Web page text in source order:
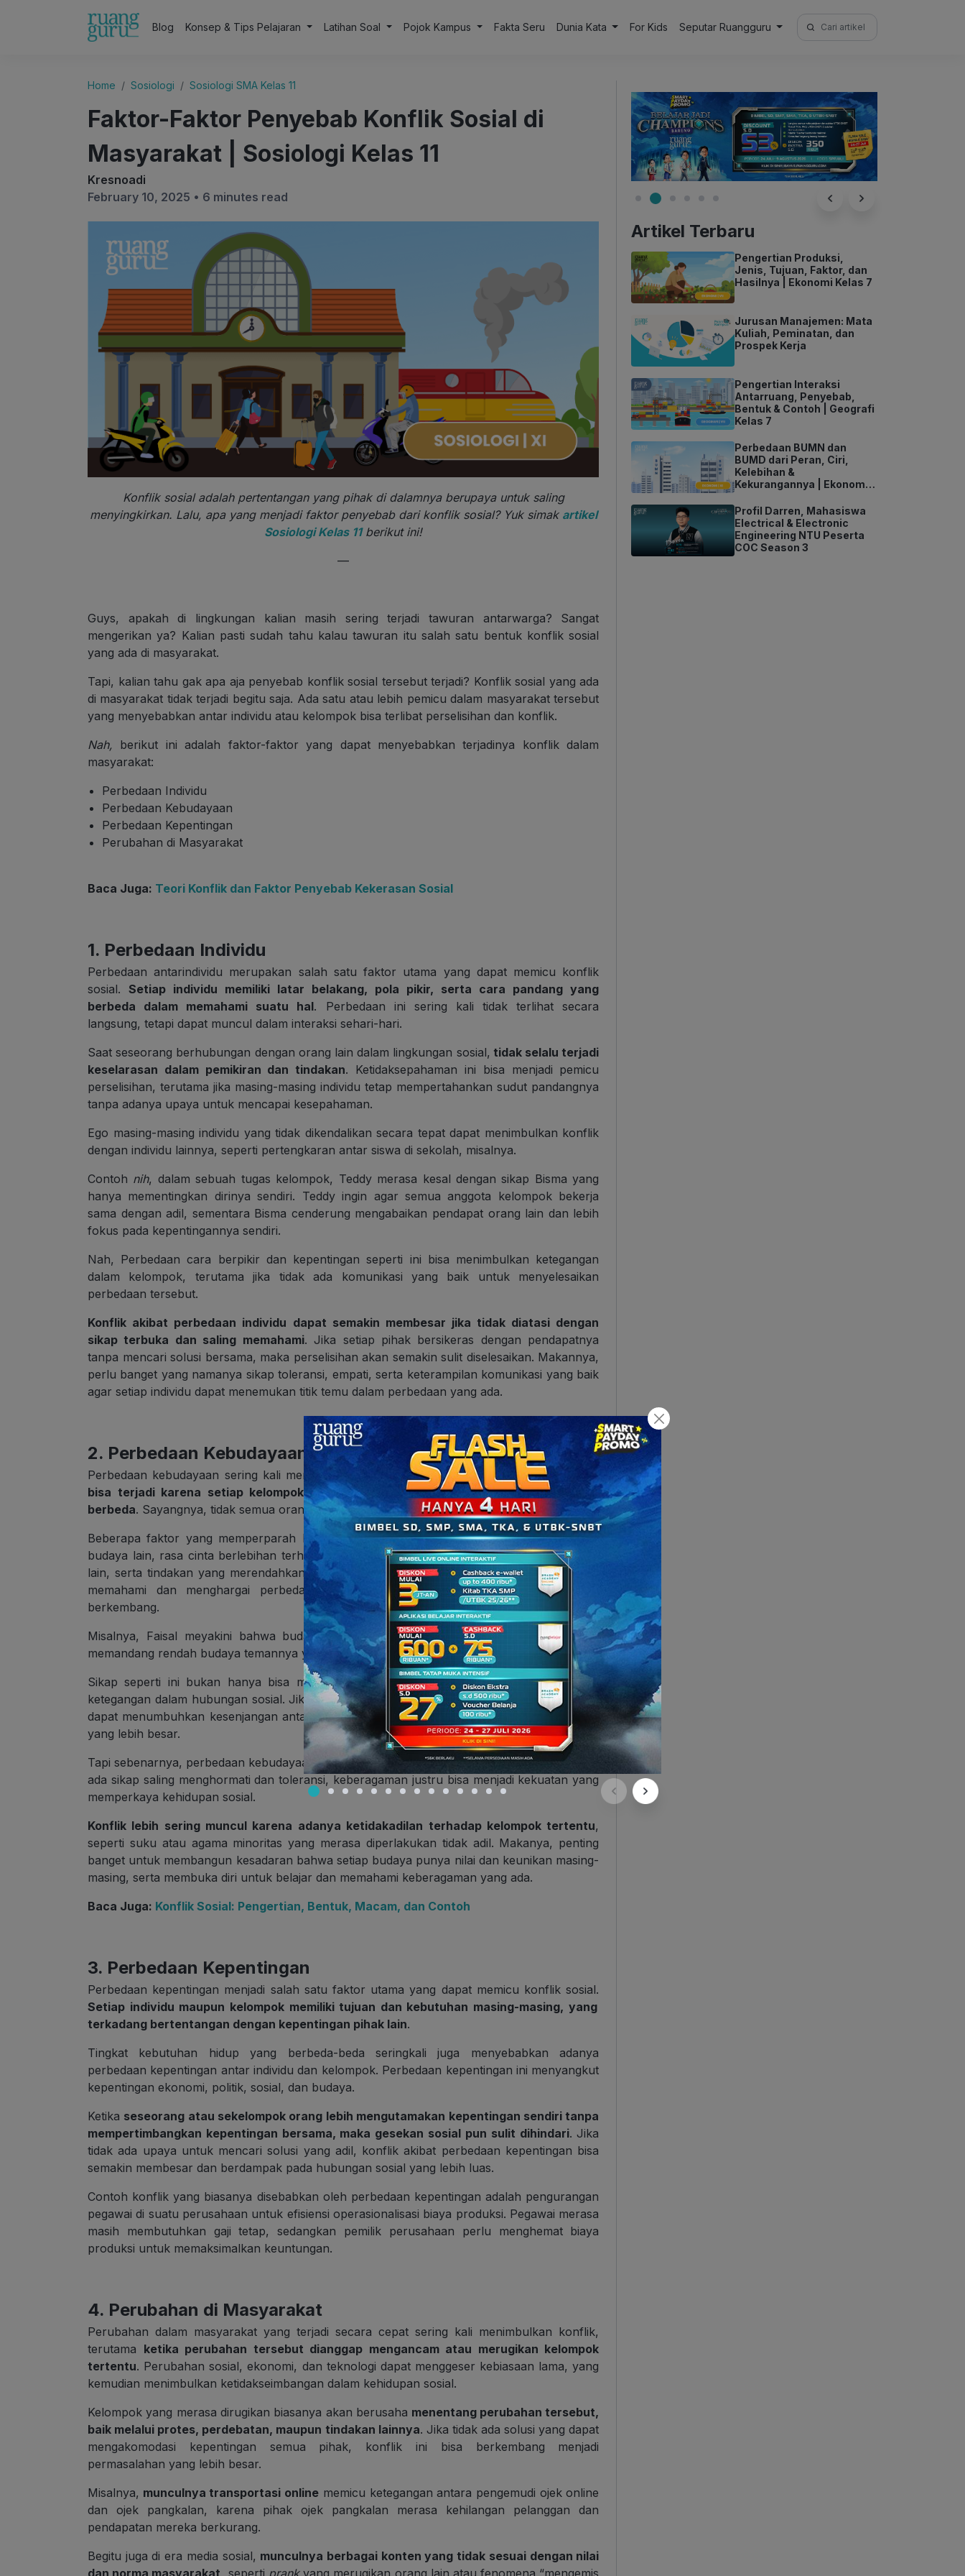
Blog Konsep & Tips Pelajaran Latihan Soal Pojok Kampus Fakta Seru Dunia Kata For Kids Seputar Ruangguru
Search
for:
Home Sosiologi Sosiologi SMA Kelas 11
Faktor-Faktor Penyebab Konflik Sosial di
Masyarakat | Sosiologi Kelas 11
Kresnoadi
February 10, 2025 • 6 minutes read
Konflik sosial adalah pertentangan yang pihak di dalamnya berupaya untuk saling
menyingkirkan. Lalu, apa yang menjadi faktor penyebab dari konflik sosial? Yuk simak artikel
Sosiologi Kelas 11berikut ini!
—
Guys, apakah di lingkungan kalian masih sering terjadi tawuran antarwarga? Sangat
mengerikan ya? Kalian pasti sudah tahu kalau tawuran itu salah satu bentuk konflik sosial
yang ada di masyarakat.
Tapi, kalian tahu gak apa aja penyebab konflik sosial tersebut terjadi? Konflik sosial yang ada
di masyarakat tidak terjadi begitu saja. Ada satu atau lebih pemicu dalam masyarakat tersebut
yang menyebabkan antar individu atau kelompok bisa terlibat perselisihan dan konflik.
Nah, berikut ini adalah faktor-faktor yang dapat menyebabkan terjadinya konflik dalam
masyarakat:
Perbedaan Individu
Perbedaan Kebudayaan
Perbedaan Kepentingan
Perubahan di Masyarakat
Baca Juga: Teori Konflik dan Faktor Penyebab Kekerasan Sosial
1. Perbedaan Individu
Perbedaan antarindividu merupakan salah satu faktor utama yang dapat memicu konflik
sosial.Setiap individu memiliki latar belakang, pola pikir, serta cara pandang yang
berbeda dalam memahami suatu hal. Perbedaan ini sering kali tidak terlihat secara
langsung, tetapi dapat muncul dalam interaksi sehari-hari.
Saat seseorang berhubungan dengan orang lain dalam lingkungan sosial, tidak selalu terjadi
keselarasan dalam pemikiran dan tindakan. Ketidaksepahaman ini bisa menjadi pemicu
perselisihan, terutama jika masing-masing individu tetap mempertahankan sudut pandangnya
tanpa adanya upaya untuk mencapai kesepahaman.
Ego masing-masing individu yang tidak dikendalikan secara tepat dapat menimbulkan konflik
dengan individu lainnya, seperti pertengkaran antar siswa di sekolah, misalnya.
Contoh nih, dalam sebuah tugas kelompok, Teddy merasa kesal dengan sikap Bisma yang
hanya mementingkan dirinya sendiri. Teddy ingin agar semua anggota kelompok bekerja
sama dengan adil, sementara Bisma cenderung mengabaikan pendapat orang lain dan lebih
fokus pada kepentingannya sendiri.
Nah, Perbedaan cara berpikir dan kepentingan seperti ini bisa menimbulkan ketegangan
dalam kelompok, terutama jika tidak ada komunikasi yang baik untuk menyelesaikan
perbedaan tersebut.
Konflik akibat perbedaan individu dapat semakin membesar jika tidak diatasi dengan
sikap terbuka dan saling memahami. Jika setiap pihak bersikeras dengan pendapatnya
tanpa mencari solusi bersama, maka perselisihan akan semakin sulit diselesaikan. Makannya,
perlu banget yang namanya sikap toleransi, empati, serta keterampilan komunikasi yang baik
agar setiap individu dapat menemukan titik temu dalam perbedaan yang ada.
2. Perbedaan Kebudayaan
Perbedaan kebudayaan sering kali menjadi pemicu konflik sosial dalam masyarakat.
Hal ini
bisa terjadi karena setiap kelompok memiliki adat istiadat, bahasa, dan tradisi yang
berbeda. Sayangnya, tidak semua orang bersikap terbuka terhadap keberagaman tersebut.
Beberapa faktor yang memperparah konflik budaya adalah sikap yang enggan mengenal
budaya lain, rasa cinta berlebihan terhadap budaya sendiri hingga menutup diri dari budaya
lain, serta tindakan yang merendahkan kebudayaan orang lain. Jika tidak ada upaya untuk
memahami dan menghargai perbedaan ini, konflik bisa dengan mudah muncul dan
berkembang.
Misalnya, Faisal meyakini bahwa budaya yang ia anut adalah yang terbaik, sehingga ia
memandang rendah budaya temannya yang berasal dari kelompok minoritas.
Sikap seperti ini bukan hanya bisa melukai perasaan orang lain, tapi juga menimbulkan
ketegangan dalam hubungan sosial. Jika tidak segera disadari dan diperbaiki, sikap seperti ini
dapat menumbuhkan kesenjangan antarbudaya yang berujung pada diskriminasi dan konflik
yang lebih besar.
Tapi sebenarnya, perbedaan kebudayaan itu sendiri bukanlah penyebab utama konflik. Kalau
ada sikap saling menghormati dan toleransi, keberagaman justru bisa menjadi kekuatan yang
memperkaya kehidupan sosial.
Konflik lebih sering muncul karena adanya ketidakadilan terhadap kelompok tertentu,
seperti suku atau agama minoritas yang merasa diperlakukan tidak adil. Makanya, penting
banget untuk membangun kesadaran bahwa setiap budaya punya nilai dan keunikan masing-
masing, serta membuka diri untuk belajar dan memahami keberagaman yang ada.
Baca Juga: Konflik Sosial: Pengertian, Bentuk, Macam, dan Contoh
3. Perbedaan Kepentingan
Perbedaan kepentingan menjadi salah satu faktor utama yang dapat memicu konflik sosial.
Setiap individu maupun kelompok memiliki tujuan dan kebutuhan masing-masing, yang
terkadang bertentangan dengan kepentingan pihak lain.
Tingkat kebutuhan hidup yang berbeda-beda seringkali juga menyebabkan adanya
perbedaan kepentingan antar individu dan kelompok. Perbedaan kepentingan ini menyangkut
kepentingan ekonomi, politik, sosial, dan budaya.
Ketika seseorang atau sekelompok orang lebih mengutamakan kepentingan sendiri tanpa
mempertimbangkan kepentingan bersama, maka gesekan sosial pun sulit dihindari. Jika
tidak ada upaya untuk mencari solusi yang adil, konflik akibat perbedaan kepentingan bisa
semakin membesar dan berdampak pada hubungan sosial yang lebih luas.
Contoh konflik yang biasanya disebabkan oleh perbedaan kepentingan adalah pengurangan
pegawai di suatu perusahaan untuk efisiensi operasionalisasi biaya produksi. Pegawai merasa
masih membutuhkan gaji tetap, sedangkan pemilik perusahaan perlu menghemat biaya
produksi untuk memaksimalkan keuntungan.
4. Perubahan di Masyarakat
Perubahan dalam masyarakat yang terjadi secara cepat sering kali menimbulkan konflik,
terutama ketika perubahan tersebut dianggap mengancam atau merugikan kelompok
tertentu. Perubahan sosial, ekonomi, dan teknologi dapat menggeser kebiasaan lama, yang
kemudian menimbulkan ketidakseimbangan dalam kehidupan sosial.
Kelompok yang merasa dirugikan biasanya akan berusaha menentang perubahan tersebut,
baik melalui protes, perdebatan, maupun tindakan lainnya. Jika tidak ada solusi yang dapat
mengakomodasi kepentingan semua pihak, konflik ini bisa berkembang menjadi
permasalahan yang lebih besar.
Misalnya, munculnya transportasi online memicu ketegangan antara pengemudi ojek online
dan ojek pangkalan, karena pihak ojek pangkalan merasa kehilangan pelanggan dan
pendapatan mereka berkurang.
Begitu juga di era media sosial, munculnya berbagai konten yang tidak sesuai dengan nilai
Artikel Terbaru
Pengertian Produksi,
Jenis, Tujuan, Faktor, dan
Hasilnya | Ekonomi Kelas 7
Jurusan Manajemen: Mata
Kuliah, Peminatan, dan
Prospek Kerja
Pengertian Interaksi
Antarruang, Penyebab,
Bentuk & Contoh | Geografi
Kelas 7
Perbedaan BUMN dan
BUMD dari Peran, Ciri,
Kelebihan &
Kekurangannya | Ekonomi
Profil Darren, Mahasiswa
Electrical & Electronic
Engineering NTU Peserta
COC Season 3